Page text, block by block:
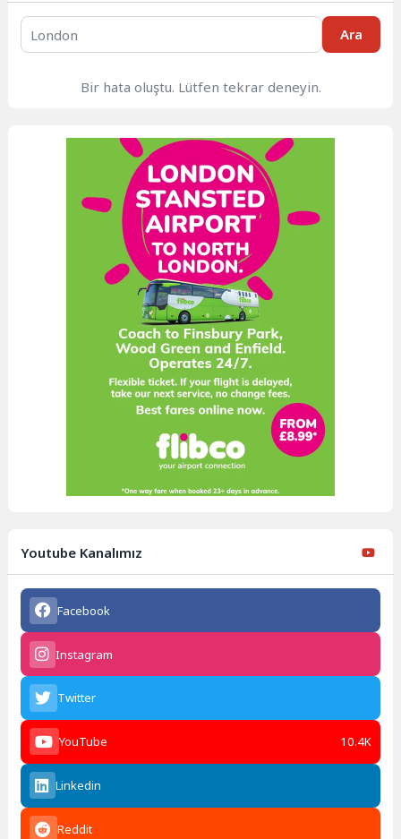
Ara
Bir hata oluştu. Lütfen tekrar deneyin.
Youtube Kanalımız
Facebook
Instagram
Twitter
YouTube 10.4K
Linkedin
Reddit